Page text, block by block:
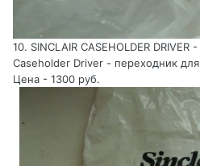
10. SINCLAIR CASEHOLDER
Caseholder Driver - переходник
Цена - 1300 руб.